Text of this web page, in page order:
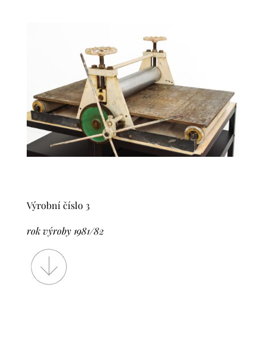
Výrobní číslo 3
rok výroby 1981/82